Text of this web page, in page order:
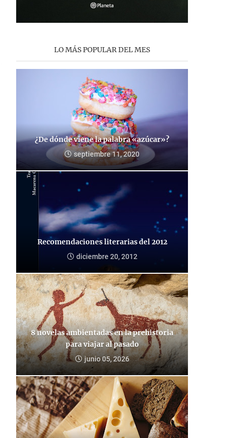
LO MÁS POPULAR DEL MES
¿De dónde viene la palabra «azúcar»?
septiembre 11, 2020
Recomendaciones literarias del 2012
diciembre 20, 2012
8 novelas ambientadas en la prehistoria
para viajar al pasado
junio 05, 2026